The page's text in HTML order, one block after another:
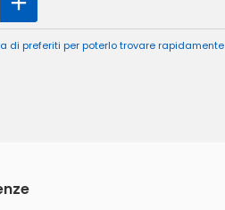
di preferiti per poterlo trovare rapidamente